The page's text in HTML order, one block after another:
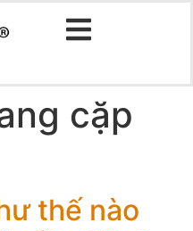
cặp
thế nào